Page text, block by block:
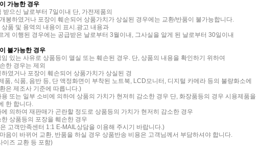
가능한 경우
받으신 날로부터 7일이내 단, 가전제품의
봉하였거나 포장이 훼손되어 상품가치가 상실된 경우에는 교환/반품이 불가능합니다.
품 및 용역의 내용이 표시.광고 내용과
게 이행된 경우에는 공급받은 날로부터 3월이내, 그사실을 알게 된 날로부터 30일이내
불가능한 경우
있는 사유로 상품등이 멸실 또는 훼손된 경우. 단, 상품의 내용을 확인하기 위하여
한 경우는 제외
였거나 포장이 훼손되어 상품가치가 상실된 경
품, 식품, 음반 등, 단 액정화면이 부착된 노트북, LCD모니터, 디지털 카메라 등의 불량화소에
은 제조사 기준에 따릅니다.)
또는 일부 소비에 의하여 상품의 가치가 현저히 감소한 경우 단, 화장품등의 경우 시용제품을
한 합니다.
의하여 재판매가 곤란할 정도로 상품등의 가치가 현저히 감소한 경우
상품등의 포장을 훼손한 경우
고객만족센터 1:1 E-MAIL상담을 이용해 주시기 바랍니다.)
음이 바뀌어 교환, 반품을 하실 경우 상품반송 비용은 고객님께서 부담하셔야 합니다.
이즈 교환 등 포함)